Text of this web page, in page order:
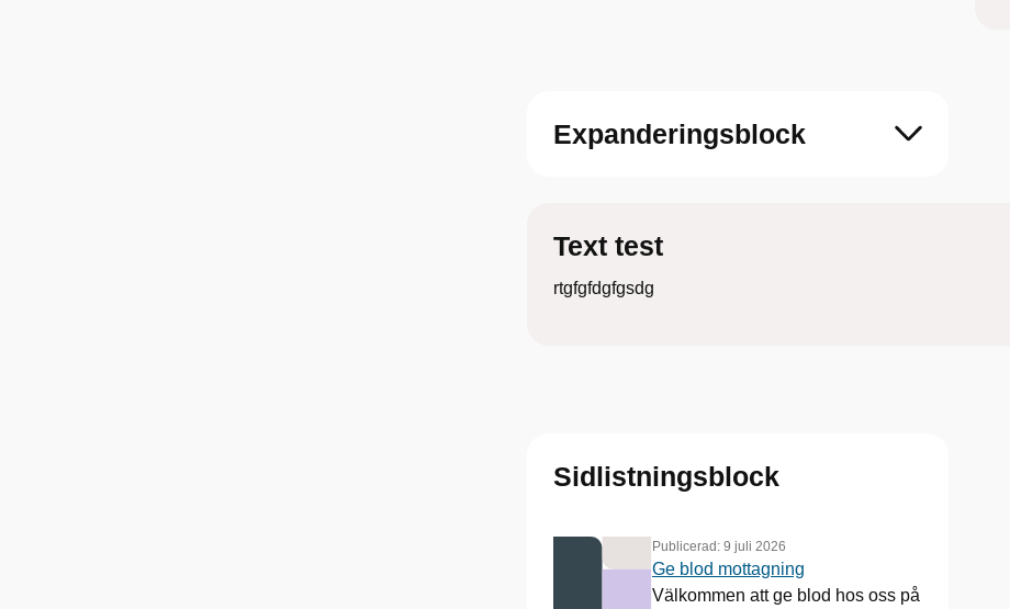
Expanderingsblock
Text test
rtgfgfdgfgsdg
Sidlistningsblock
Publicerad: 9 juli 2026
Ge blod mottagning
Välkommen att ge blod hos oss på